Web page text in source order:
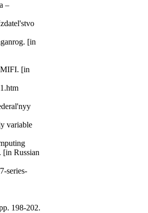
–
[in
MIFI. [in
variable
[in Russian
series-
198-202.